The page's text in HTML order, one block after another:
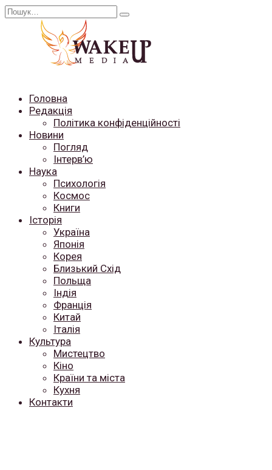
Перейти
Search
Головна
Редакція
Політика конфіденційності
Новини
Погляд
Інтерв’ю
Наука
Психологія
Космос
Книги
Історія
Україна
Японія
Корея
Близький Схід
Польща
Індія
Франція
Китай
Італія
Культура
Мистецтво
Кіно
Країни та міста
Кухня
Контакти